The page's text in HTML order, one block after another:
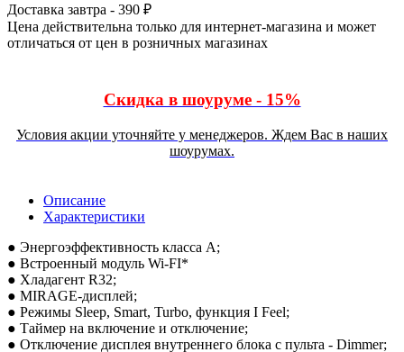
Доставка завтра - 390 ₽
Цена действительна только для интернет-магазина и может
отличаться от цен в розничных магазинах
Скидка в шоуруме - 15%
Условия акции уточняйте у менеджеров. Ждем Вас в наших
шоурумах.
Описание
Характеристики
● Энергоэффективность класса А;
● Встроенный модуль Wi-FI*
● Хладагент R32;
● MIRAGE-дисплей;
● Режимы Sleep, Smart, Turbo, функция I Feel;
● Таймер на включение и отключение;
● Отключение дисплея внутреннего блока с пульта - Dimmer;